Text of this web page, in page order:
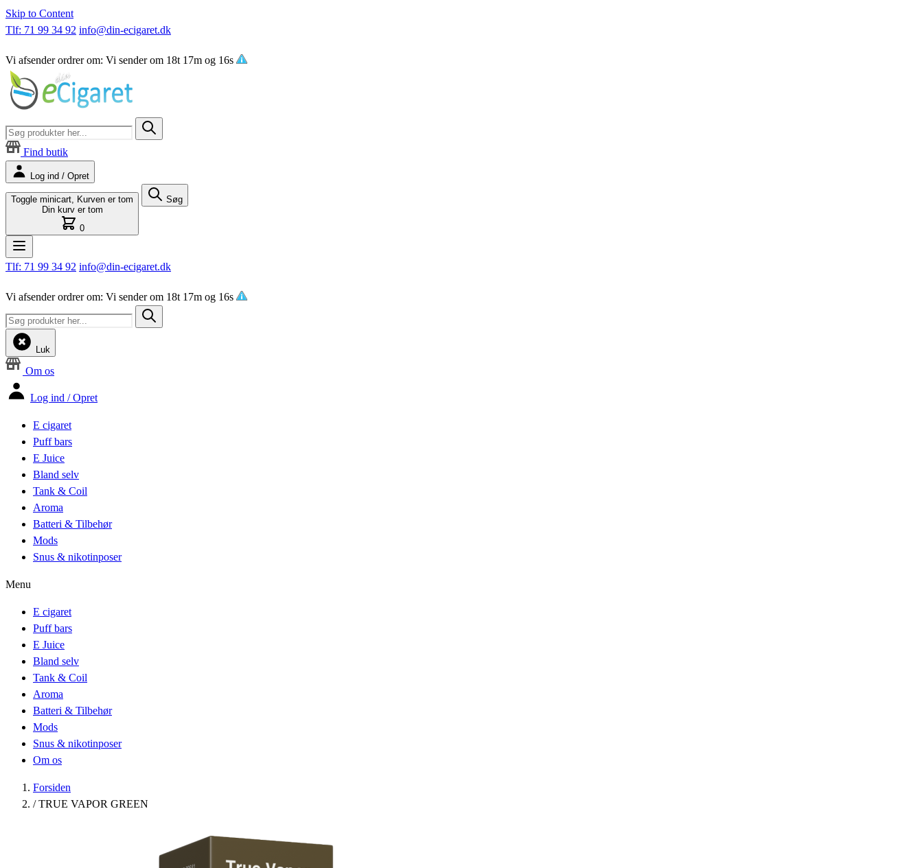
Skip to Content
Tlf: 71 99 34 92 info@din-ecigaret.dk
Vi afsender ordrer om: Vi sender om 18t 17m og 15s
Find butik
Log ind / Opret
Toggle minicart, Kurven er tom
Din kurv er tom
0
Søg
Tlf: 71 99 34 92 info@din-ecigaret.dk
Vi afsender ordrer om: Vi sender om 18t 17m og 15s
Luk
Om os
Log ind / Opret
E cigaret
Puff bars
E Juice
Bland selv
Tank & Coil
Aroma
Batteri & Tilbehør
Mods
Snus & nikotinposer
Menu
E cigaret
Puff bars
E Juice
Bland selv
Tank & Coil
Aroma
Batteri & Tilbehør
Mods
Snus & nikotinposer
Om os
Forsiden
/ TRUE VAPOR GREEN